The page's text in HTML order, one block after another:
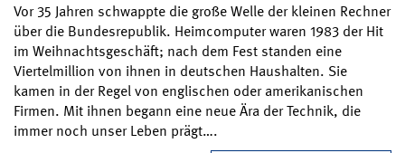
Vor 35 Jahren schwappte die große Welle der kleinen Rechner
über die Bundesrepublik. Heimcomputer waren 1983 der Hit
im Weihnachtsgeschäft; nach dem Fest standen eine
Viertelmillion von ihnen in deutschen Haushalten. Sie
kamen in der Regel von englischen oder amerikanischen
Firmen. Mit ihnen begann eine neue Ära der Technik, die
immer noch unser Leben prägt….